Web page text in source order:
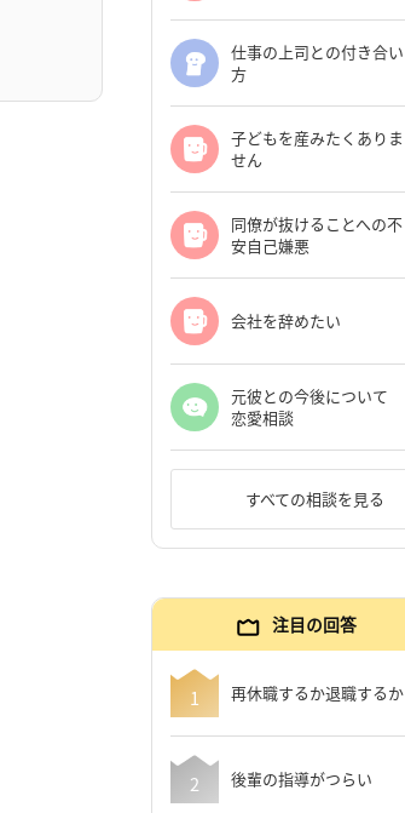
仕事の上司との付き合い
方
子どもを産みたくありま
せん
同僚が抜けることへの不
安自己嫌悪
会社を辞めたい
元彼との今後について
恋愛相談
すべての相談を見る
注目の回答
再休職するか退職するか
後輩の指導がつらい